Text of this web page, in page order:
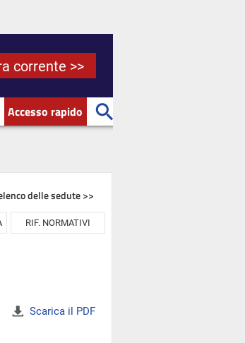
corrente >>
Accesso rapido
delle sedute >>
RIF. NORMATIVI
Scarica il PDF